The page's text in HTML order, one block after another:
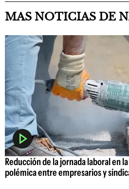
MAS NOTICIAS DE
Reducción de la jornada laboral en
polémica entre empresarios y